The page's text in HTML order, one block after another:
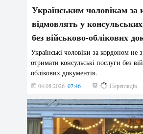
Українським чоловікам за
відмовлять у
без військово-облікових
Українські чоловіки за кордоном не
отримати консульські послуги без
облікових документів.
04.08.2026 07:46 155 Переглядів